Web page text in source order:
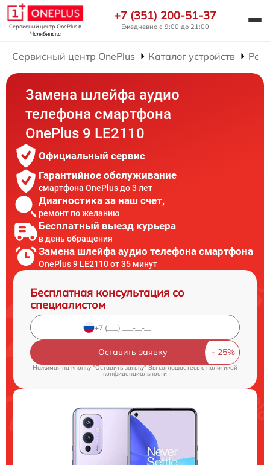
Сервисный центр OnePlusв
Челябинске
+7 (351) 200-51-37
Ежедневно с 9:00 до 21:00
Сервисный центр OnePlus Каталог устройств
Замена шлейфа аудио
телефона смартфона
OnePlus 9 LE2110
Официальный сервис
Гарантийное обслуживание
смартфона OnePlus до 3 лет
Диагностика за наш счет,
ремонт по желанию
Бесплатный выезд курьера
в день обращения
Замена шлейфа аудио телефона смартфона
OnePlus 9 LE2110 от 35 минут
Бесплатная консультация со
специалистом
Оставить заявку
Нажимая на кнопку "Оставить заявку" Вы соглашаетесь c политикой
конфиденциальности